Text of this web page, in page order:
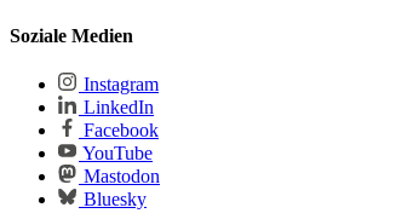
Soziale Medien
Instagram
LinkedIn
Facebook
YouTube
Mastodon
Bluesky